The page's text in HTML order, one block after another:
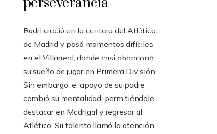
Rodri creció en la cantera del Atlético
de Madrid y pasó momentos difíciles
en el Villarreal, donde casi abandonó
su sueño de jugar en Primera División.
Sin embargo, el apoyo de su padre
cambió su mentalidad, permitiéndole
destacar en Madrigal y regresar al
Atlético. Su talento llamó la atención